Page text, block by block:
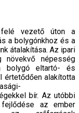
felé vezető úton a
a bolygónkhoz és a
átalakítása. Az ipari
növekvő népesség
eltartó- és
értetődően alakította
bír. Az utóbbi
az ember